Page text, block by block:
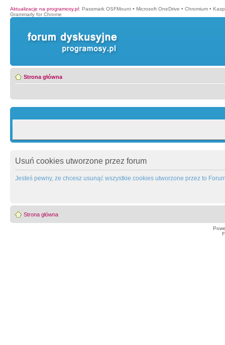
Aktualizacje na programosy.pl: Passmark OSFMount • Microsoft OneDrive • Chromium •
Grammarly for Chrome
Strona główna
Usuń cookies utworzone przez forum
Jesteś pewny, że chcesz usunąć wszystkie cookies utworzone przez to
Strona główna